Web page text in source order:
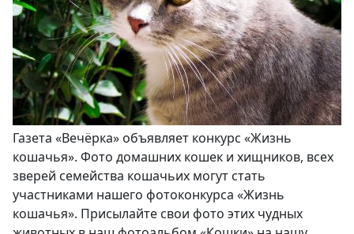
Газета «Вечёрка» объявляет конкурс «Жизнь
кошачья». Фото домашних кошек и хищников, всех
зверей семейства кошачьих могут стать
участниками нашего фотоконкурса «Жизнь
кошачья». Присылайте свои фото этих чудных